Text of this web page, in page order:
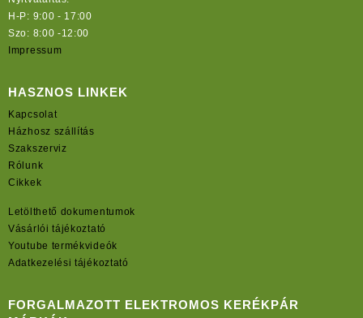
H-P: 9:00 - 17:00
Szo: 8:00 -12:00
Impressum
HASZNOS LINKEK
Kapcsolat
Házhosz szállítás
Szakszerviz
Rólunk
Cikkek
Letölthető dokumentumok
Vásárlói tájékoztató
Youtube termékvideók
Adatkezelési tájékoztató
FORGALMAZOTT ELEKTROMOS KERÉKPÁR